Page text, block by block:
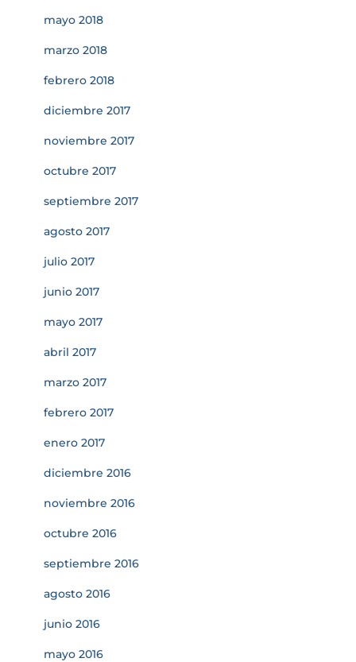
mayo 2018
marzo 2018
febrero 2018
diciembre 2017
noviembre 2017
octubre 2017
septiembre 2017
agosto 2017
julio 2017
junio 2017
mayo 2017
abril 2017
marzo 2017
febrero 2017
enero 2017
diciembre 2016
noviembre 2016
octubre 2016
septiembre 2016
agosto 2016
junio 2016
mayo 2016